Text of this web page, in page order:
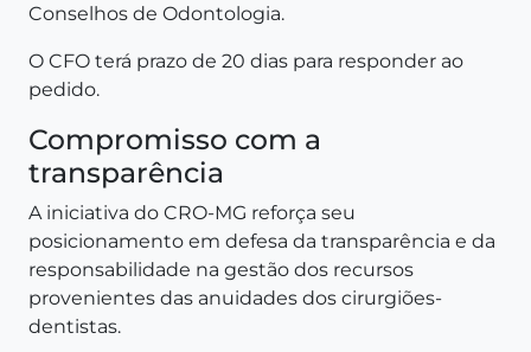
Conselhos de Odontologia.
O CFO terá prazo de 20 dias para responder ao
pedido.
Compromisso com a
transparência
A iniciativa do CRO-MG reforça seu
posicionamento em defesa da transparência e da
responsabilidade na gestão dos recursos
provenientes das anuidades dos cirurgiões-
dentistas.